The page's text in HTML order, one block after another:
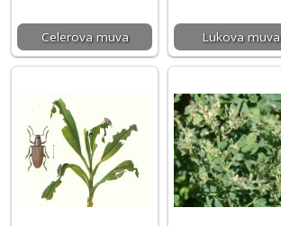
Celerova muva Lukova muva